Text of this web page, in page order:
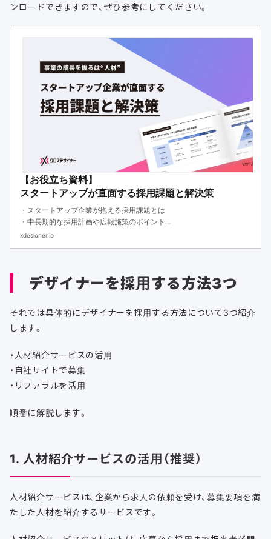
ンロードできますので、ぜひ参考にしてください。
【お役立ち資料】
スタートアップが直面する採用課題と解決策
・スタートアップ企業が抱える採用課題とは
・中長期的な採用計画や広報施策のポイント
・短期的な人材確保の効果的な手段
xdesigner.jp
デザイナーを採用する方法3つ
それでは具体的にデザイナーを採用する方法について3つ紹介
します。
・人材紹介サービスの活用
・自社サイトで募集
・リファラルを活用
順番に解説します。
1. 人材紹介サービスの活用（推奨）
人材紹介サービスは、企業から求人の依頼を受け、募集要項を満
たした人材を紹介するサービスです。